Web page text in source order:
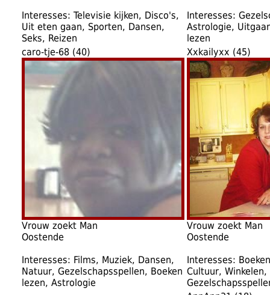
Interesses: Televisie kijken, Disco's,
Uit eten gaan, Sporten, Dansen,
Seks, Reizen
Interesses:
Astrologie,
lezen
caro-tje-68 (40)
Vrouw zoekt Man
Oostende
Interesses: Films, Muziek, Dansen,
Natuur, Gezelschapsspellen, Boeken
lezen, Astrologie
Xxkailyxx (45)
Vrouw zoekt Man
Oostende
Interesses:
Cultuur,